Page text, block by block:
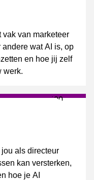
vak van marketeer
wat AI is, op
en hoe jij zelf
werk.
als directeur
kan versterken,
hoe je AI